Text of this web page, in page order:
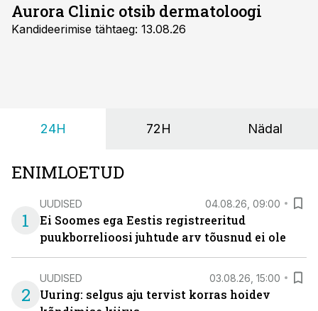
Aurora Clinic otsib dermatoloogi
Kandideerimise tähtaeg: 13.08.26
24H 72H Nädal
ENIMLOETUD
1
UUDISED 04.08.26, 09:00
Ei Soomes ega Eestis registreeritud
puukborrelioosi juhtude arv tõusnud ei ole
2
UUDISED 03.08.26, 15:00
Uuring: selgus aju tervist korras hoidev